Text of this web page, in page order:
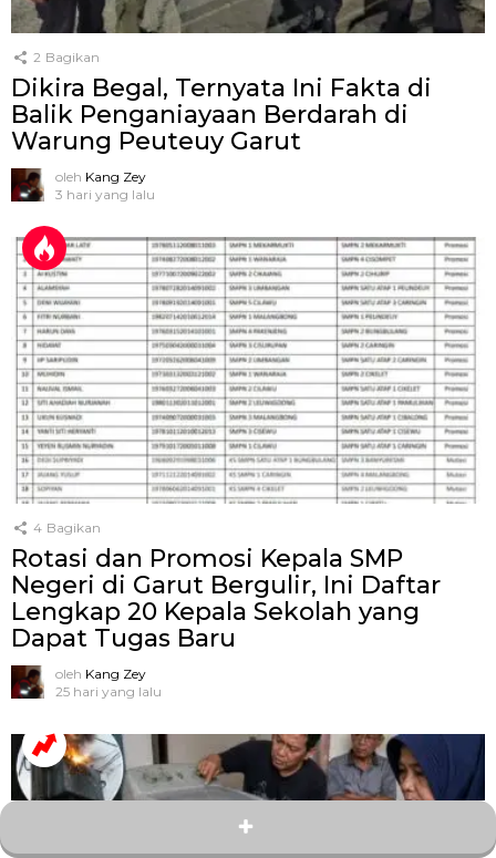
2 Bagikan
Dikira Begal, Ternyata Ini Fakta di
Balik Penganiayaan Berdarah di
Warung Peuteuy Garut
oleh Kang Zey
3 hari yang lalu
4 Bagikan
Rotasi dan Promosi Kepala SMP
Negeri di Garut Bergulir, Ini Daftar
Lengkap 20 Kepala Sekolah yang
Dapat Tugas Baru
oleh Kang Zey
25 hari yang lalu